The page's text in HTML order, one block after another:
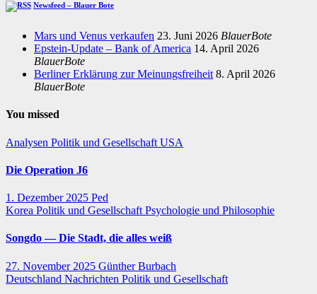
Newsfeed – Blauer Bote
Mars und Venus verkaufen 23. Juni 2026 BlauerBote
Epstein-Update – Bank of America 14. April 2026
BlauerBote
Berliner Erklärung zur Meinungsfreiheit 8. April 2026
BlauerBote
You missed
Analysen Politik und Gesellschaft USA
Die Operation J6
1. Dezember 2025 Ped
Korea Politik und Gesellschaft Psychologie und Philosophie
Songdo — Die Stadt, die alles weiß
27. November 2025 Günther Burbach
Deutschland Nachrichten Politik und Gesellschaft